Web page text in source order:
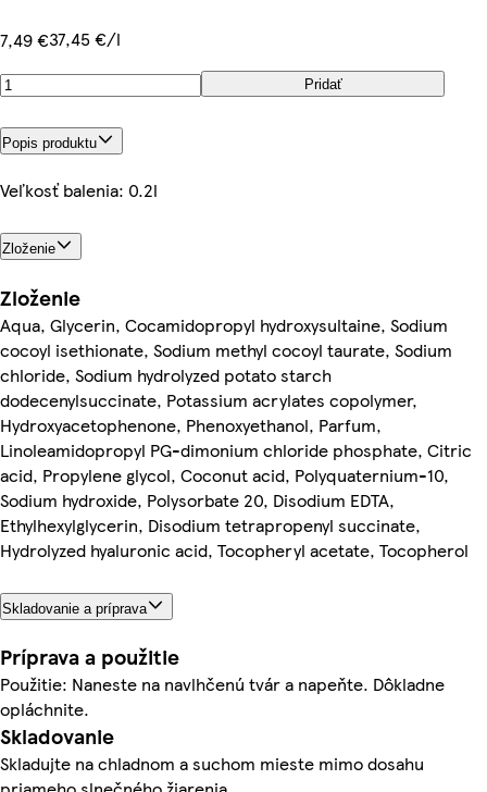
7,49 €37,45 €/l
Pridať
Popis produktu
Veľkosť balenia: 0.2l
Zloženie
Zloženie
Aqua, Glycerin, Cocamidopropyl hydroxysultaine, Sodium
cocoyl isethionate, Sodium methyl cocoyl taurate, Sodium
chloride, Sodium hydrolyzed potato starch
dodecenylsuccinate, Potassium acrylates copolymer,
Hydroxyacetophenone, Phenoxyethanol, Parfum,
Linoleamidopropyl PG-dimonium chloride phosphate, Citric
acid, Propylene glycol, Coconut acid, Polyquaternium-10,
Sodium hydroxide, Polysorbate 20, Disodium EDTA,
Ethylhexylglycerin, Disodium tetrapropenyl succinate,
Hydrolyzed hyaluronic acid, Tocopheryl acetate, Tocopherol
Skladovanie a príprava
Príprava a použitie
Použitie: Naneste na navlhčenú tvár a napeňte. Dôkladne
opláchnite.
Skladovanie
Skladujte na chladnom a suchom mieste mimo dosahu